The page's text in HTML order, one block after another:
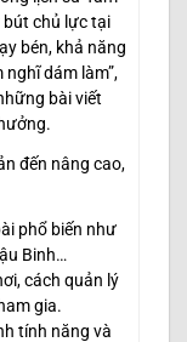
bút chủ lực tại
bén, khả năng
dám làm”,
bài viết
đến nâng cao,
phổ biến như
Binh…
cách quản lý
gia.
tính năng và